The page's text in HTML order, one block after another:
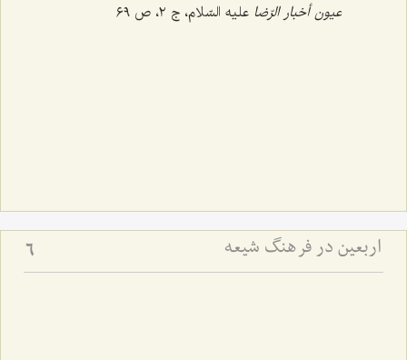
عیون أخبار الرّضا علیه السّلام، ج ‌٢، ص ٦٩
اربعین در فرهنگ شیعه 6